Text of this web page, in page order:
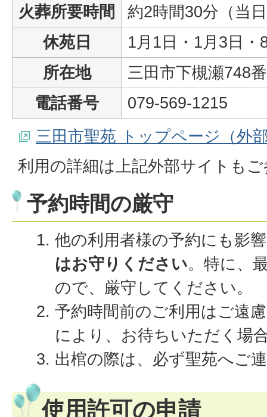
火葬所要時間
約2時間30分（当
休苑日
1月1日・1月3日・
所在地
三田市下槻瀬748
電話番号
079-569-1215
三田市聖苑 トップページ（外
利用の詳細は上記外部サイトも
予約時間の厳守
他の利用者様の予約にも影
はお守りください。特に、
ので、厳守してください。
予約時間前のご利用はご遠
により、お待ちいただく場
出棺の際は、必ず聖苑へご
使用許可の申請